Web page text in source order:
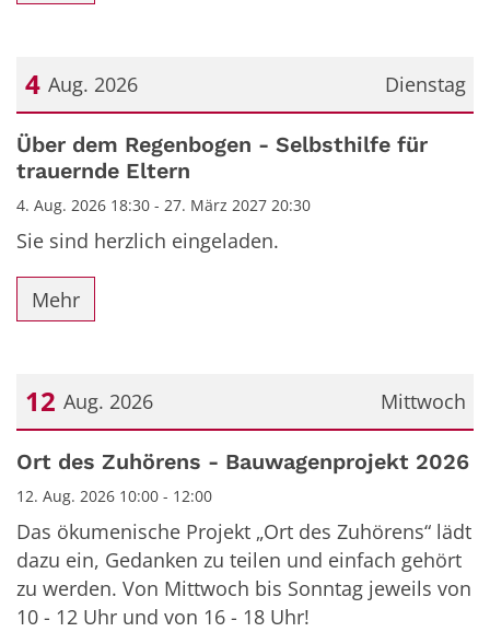
Dienstag
4 Aug. 2026
Datum: 4. August 2026
Über dem Regenbogen - Selbsthilfe für
trauernde Eltern
4. Aug. 2026 18:30 - 27. März 2027 20:30
Sie sind herzlich eingeladen.
Mehr
Mittwoch
12 Aug. 2026
Datum: 12. August 2026
Ort des Zuhörens - Bauwagenprojekt 2026
12. Aug. 2026 10:00 - 12:00
Das ökumenische Projekt „Ort des Zuhörens“ lädt
dazu ein, Gedanken zu teilen und einfach gehört
zu werden. Von Mittwoch bis Sonntag jeweils von
10 - 12 Uhr und von 16 - 18 Uhr!